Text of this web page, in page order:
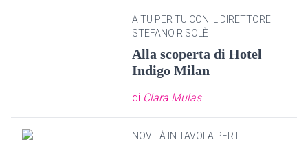
A TU PER TU CON IL DIRETTORE
STEFANO RISOLÈ
Alla scoperta di Hotel
Indigo Milan
di Clara Mulas
NOVITÀ IN TAVOLA PER IL